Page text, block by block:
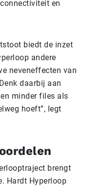
en
biedt de inzet
andere
neveneffecten van
daarbij aan
minder files als
hoeft”, legt
brengt
Hardt Hyperloop